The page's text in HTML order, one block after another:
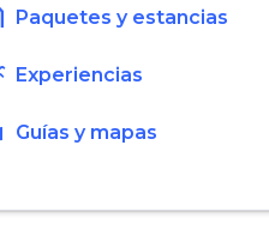
Paquetes y estancias
Experiencias
Guías y mapas